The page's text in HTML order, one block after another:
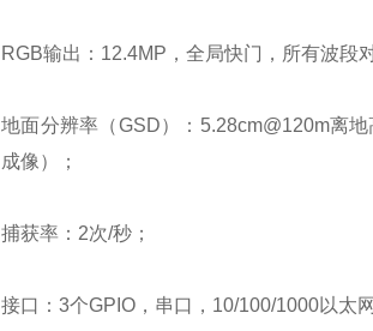
RGB输出：12.4MP，全局快门，所有波段
地面分辨率（GSD）：5.28cm@120m离
成像）；
捕获率：2次/秒；
接口：3个GPIO，串口，10/100/1000以太